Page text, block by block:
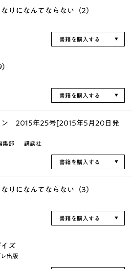
りになんてならない（2）
書籍を購入する
書籍を購入する
ン 2015年25号[2015年5月20日発
集部 講談社
書籍を購入する
りになんてならない（3）
書籍を購入する
ズ
レ出版